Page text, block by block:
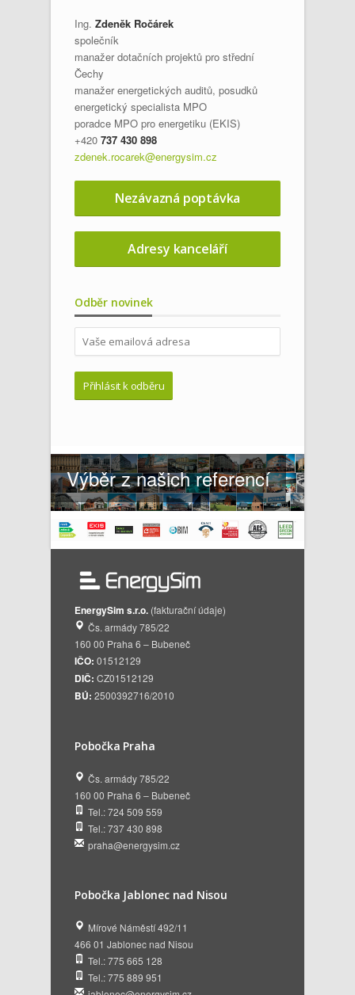
Ing. Zdeněk Ročárek
společník
manažer dotačních projektů pro střední
Čechy
manažer energetických auditů, posudků
energetický specialista MPO
poradce MPO pro energetiku (EKIS)
+420 737 430 898
zdenek.rocarek@energysim.cz
Nezávazná poptávka
Adresy kanceláří
Odběr novinek
Výběr z našich referencí
EnergySim s.r.o. (fakturační údaje)
Čs. armády 785/22
160 00 Praha 6 – Bubeneč
IČO: 01512129
DIČ: CZ01512129
BÚ: 2500392716/2010
Pobočka Praha
Čs. armády 785/22
160 00 Praha 6 – Bubeneč
Tel.: 724 509 559
Tel.: 737 430 898
praha@energysim.cz
Pobočka Jablonec nad Nisou
Mírové Náměstí 492/11
466 01 Jablonec nad Nisou
Tel.: 775 665 128
Tel.: 775 889 951